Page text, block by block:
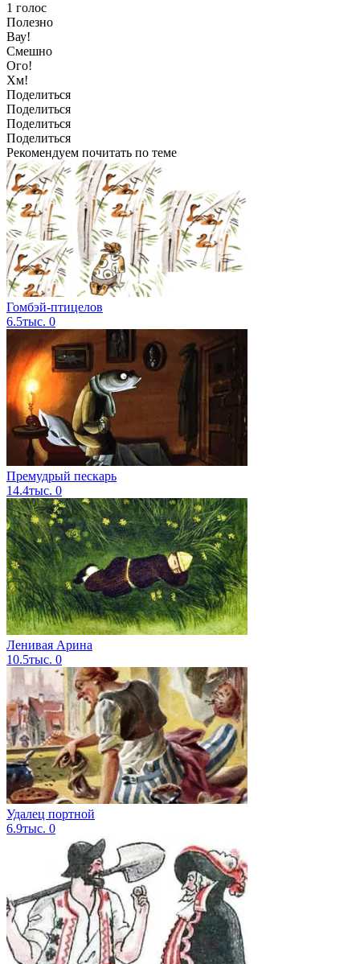
1 голос
Полезно
Вау!
Смешно
Ого!
Хм!
Поделиться
Поделиться
Поделиться
Поделиться
Рекомендуем почитать по теме
Гомбэй-птицелов
6.5тыс. 0
Премудрый пескарь
14.4тыс. 0
Ленивая Арина
10.5тыс. 0
Удалец портной
6.9тыс. 0